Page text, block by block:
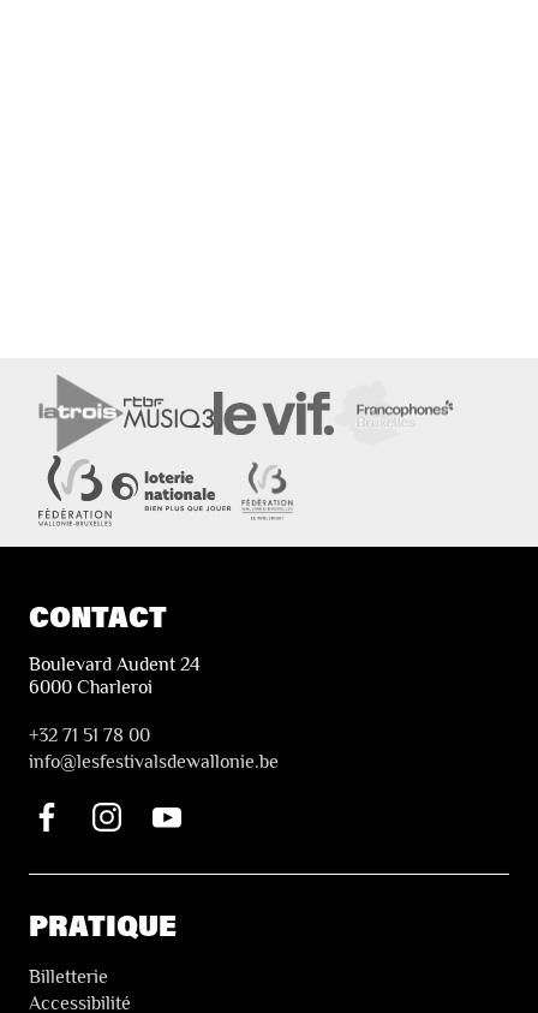
CONTACT
Boulevard Audent 24
6000 Charleroi
+32 71 51 78 00
info@lesfestivalsdewallonie.be
PRATIQUE
Billetterie
Accessibilité